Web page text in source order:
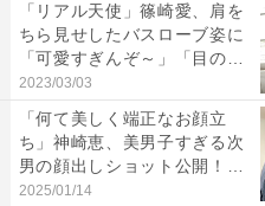
「リアル天使」篠崎愛、肩を
ちら見せしたバスローブ姿に
「可愛すぎんぞ～」「目の表
情...
2023/03/03
「何て美しく端正なお顔立
ち」神崎恵、美男子すぎる次
男の顔出しショット公開！
「め...
2025/01/14